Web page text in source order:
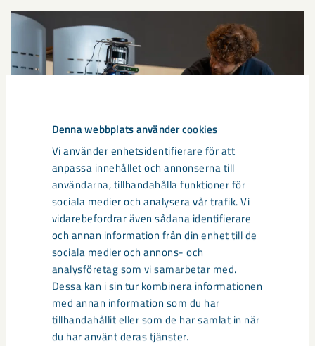
Denna webbplats använder cookies
Vi använder enhetsidentifierare för att
anpassa innehållet och annonserna till
användarna, tillhandahålla funktioner för
sociala medier och analysera vår trafik. Vi
vidarebefordrar även sådana identifierare
och annan information från din enhet till de
sociala medier och annons- och
analysföretag som vi samarbetar med.
Dessa kan i sin tur kombinera informationen
med annan information som du har
tillhandahållit eller som de har samlat in när
du har använt deras tjänster.
Så kan humanoida robotar öka
säkerheten i framtidens gruva
Utvecklingen av humanoida robotar, människoliknande
robotar med armar och ben, går snabbt. I takt med att
tekniken blir alltmer avancerad ...